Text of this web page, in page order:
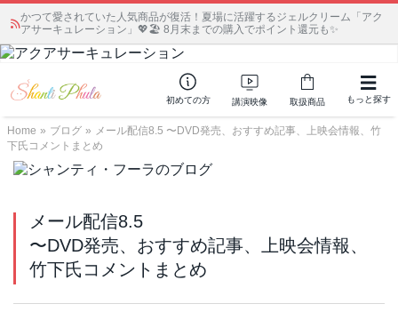
かつて愛されていた人気商品が復活！夏場に活躍するジェルクリーム「アク
アサーキュレーション」💖🏖️ 8月末までの購入でポイント還元も✨
初めての方 講演映像 取扱商品 もっと探す
Home » ブログ » メール配信8.5 〜DVD発売、おすすめ記事、上映会情報、竹
下氏コメントまとめ
メール配信8.5
〜DVD発売、おすすめ記事、上映会情報、
竹下氏コメントまとめ